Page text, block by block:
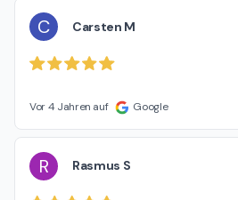
C Carsten M
Vor 4 Jahren auf Google
R Rasmus S